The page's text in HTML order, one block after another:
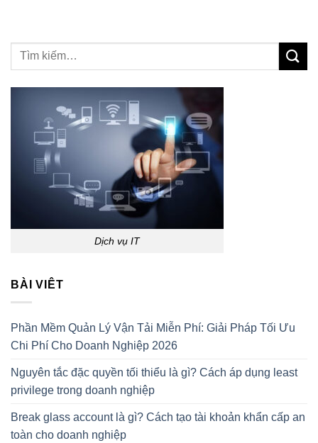
Dịch vụ IT
BÀI VIÊT
Phần Mềm Quản Lý Vận Tải Miễn Phí: Giải Pháp Tối Ưu
Chi Phí Cho Doanh Nghiệp 2026
Nguyên tắc đặc quyền tối thiểu là gì? Cách áp dụng least
privilege trong doanh nghiệp
Break glass account là gì? Cách tạo tài khoản khẩn cấp an
toàn cho doanh nghiệp